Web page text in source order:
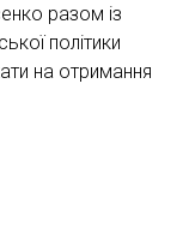
разом із
політики
на отримання